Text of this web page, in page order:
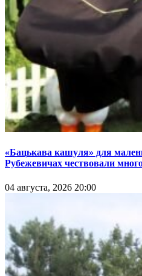
«Бацькава кашуля» для
Рубежевичах чествовали
04 августа, 2026 20:00